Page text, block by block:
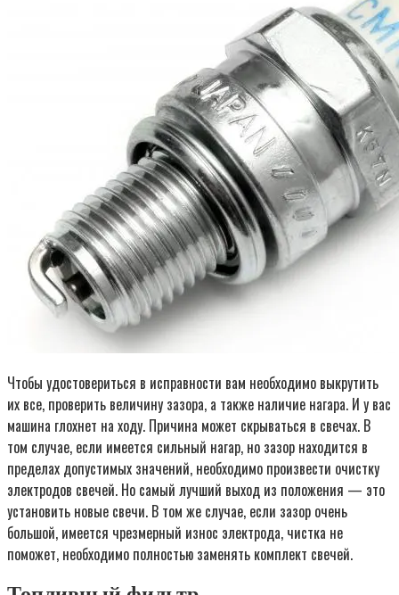
Чтобы удостовериться в исправности вам необходимо выкрутить
их все, проверить величину зазора, а также наличие нагара. И у вас
машина глохнет на ходу. Причина может скрываться в свечах. В
том случае, если имеется сильный нагар, но зазор находится в
пределах допустимых значений, необходимо произвести очистку
электродов свечей. Но самый лучший выход из положения — это
установить новые свечи. В том же случае, если зазор очень
большой, имеется чрезмерный износ электрода, чистка не
поможет, необходимо полностью заменять комплект свечей.